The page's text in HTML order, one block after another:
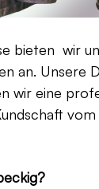
bieten wir
an. Unsere
wir eine